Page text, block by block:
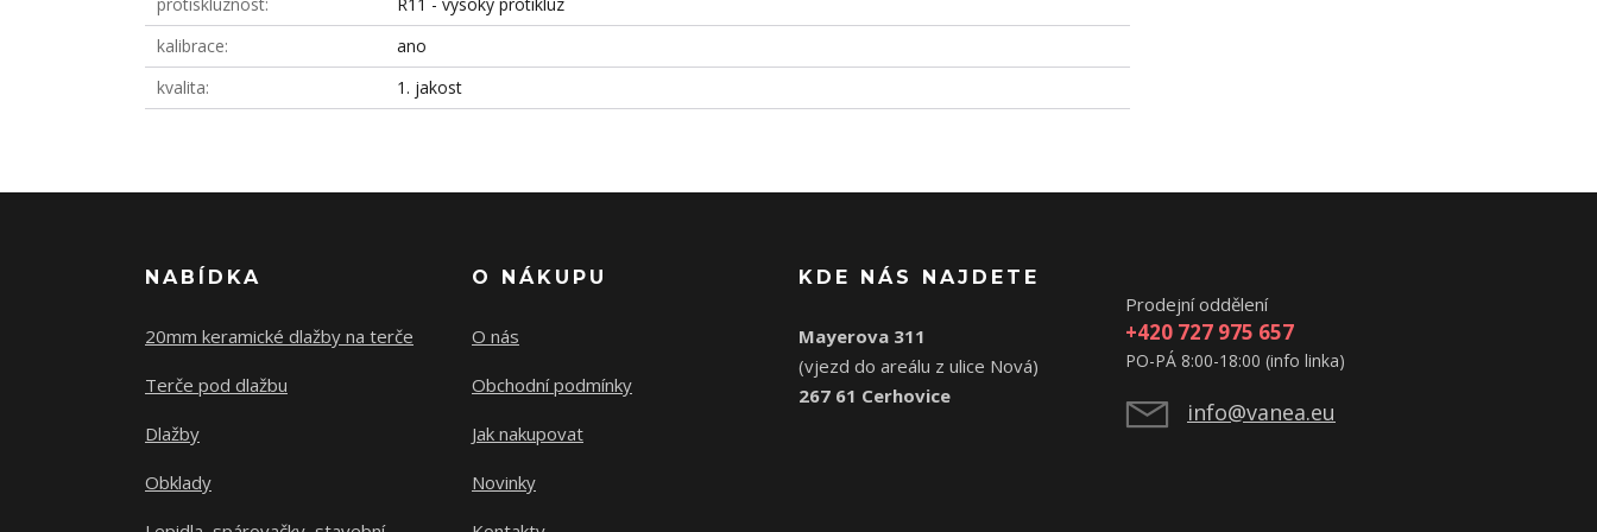
kalibrace
ano
kvalita
1. jakost
NABÍDKA
20mm keramické dlažby na terče
Terče pod dlažbu
Dlažby
Obklady
O NÁKUPU
O nás
Obchodní podmínky
Jak nakupovat
Novinky
KDE NÁS NAJDETE
Mayerova 311
(vjezd do areálu z ulice Nová)
267 61 Cerhovice
Prodejní oddělení
+420 727 975 657
PO-PÁ 8:00-18:00 (info linka)
info@vanea.eu